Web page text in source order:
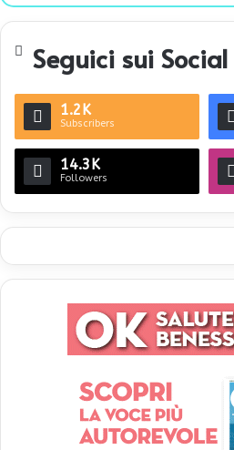
te
Seguici sui Social
1.2K
Subscribers
14.3K
Followers